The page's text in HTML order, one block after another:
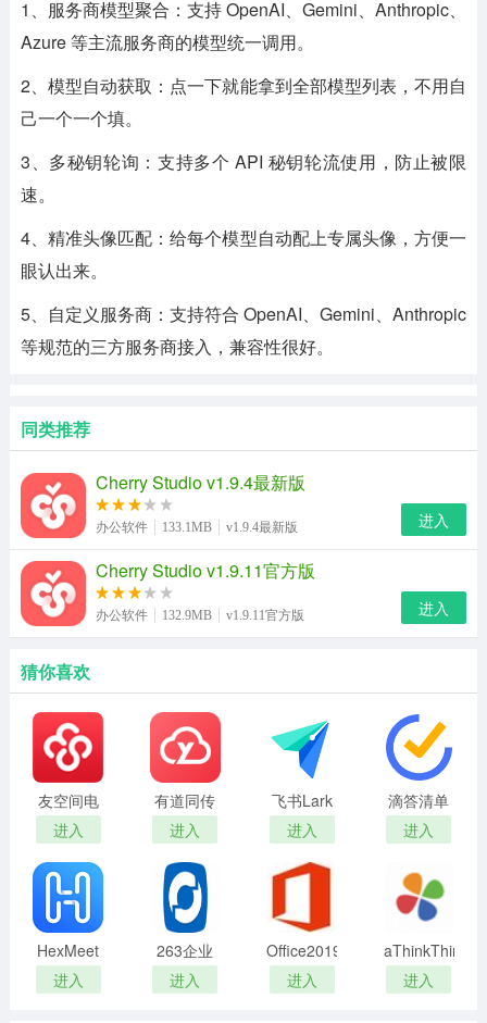
1、服务商模型聚合：支持 OpenAI、Gemini、Anthropic、
Azure 等主流服务商的模型统一调用。
2、模型自动获取：点一下就能拿到全部模型列表，不用自
己一个一个填。
3、多秘钥轮询：支持多个 API 秘钥轮流使用，防止被限
速。
4、精准头像匹配：给每个模型自动配上专属头像，方便一
眼认出来。
5、自定义服务商：支持符合 OpenAI、Gemini、Anthropic
等规范的三方服务商接入，兼容性很好。
同类推荐
Cherry Studio v1.9.4最新版
办公软件 133.1MB v1.9.4最新版 进入
Cherry Studio v1.9.11官方版
办公软件 132.9MB v1.9.11官方版 进入
猜你喜欢
友空间电
脑版
进入
有道同传
实时翻译
软件
进入
飞书Lark
PC客户端
官网最新
版
进入
滴答清单
(时间管理
助手)
进入
HexMeet
会议系统
最新版
进入
263企业
网盘官方
版
进入
Office2019
专业增强
版
进入
aThinkThings
进入